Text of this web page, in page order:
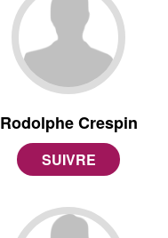
Rodolphe Crespin